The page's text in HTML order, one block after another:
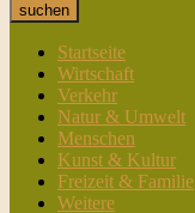
suchen
Startseite
Wirtschaft
Verkehr
Natur & Umwelt
Menschen
Kunst & Kultur
Freizeit & Familie
Weitere